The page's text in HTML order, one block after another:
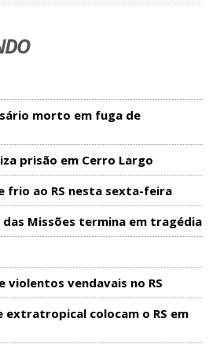
morto em fuga de
prisão em Cerro Largo
frio ao RS nesta sexta-feira
das Missões termina em tragédia
violentos vendavais no RS
extratropical colocam o RS em